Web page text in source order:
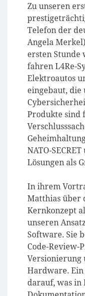
Zu unseren
Telefon der
Angela
ersten Stunde
fahren L4Re-
Elektroautos
eingebaut, die
Produkte sind
NATO-
Lösungen als
In ihrem
Matthias über
Kernkonzept
unseren
Software. Sie
Code-Review-
Versionierung
Hardware.
darauf, was in